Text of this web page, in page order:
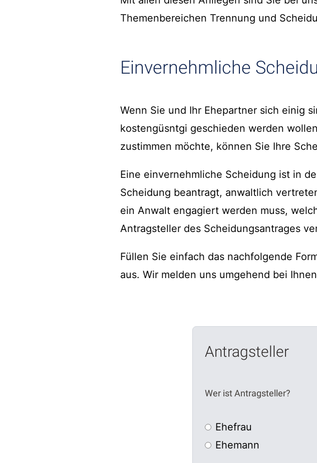
Themenbereichen Trennung und
Einvernehmliche
Wenn Sie und Ihr Ehepartner sich einig
kostengüsntgi geschieden werden
zustimmen möchte, können Sie Ihre
Eine einvernehmliche Scheidung ist in
Scheidung beantragt, anwaltlich
ein Anwalt engagiert werden muss,
Antragsteller des Scheidungsantrages
Füllen Sie einfach das nachfolgende
aus. Wir melden uns umgehend bei
Antragsteller
Wer ist Antragsteller?
Ehefrau
Ehemann